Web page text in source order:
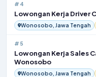
#4
Lowongan Kerja Driver
Wonosobo, Jawa Tengah
#5
Lowongan Kerja Sales
Wonosobo
Wonosobo, Jawa Tengah